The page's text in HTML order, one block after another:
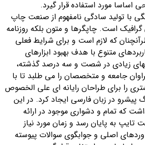
اساسا مورد استفاده قرار گیرد.
با تولید سادگی نامفهوم از صنعت چاپ
گرافیک است. چاپگرها و متون بلکه روزنامه
که لازم است و برای شرایط فعلی
متنوع با هدف بهبود ابزارهای
زیادی در شصت و سه درصد گذشته،
جامعه و متخصصان را می طلبد تا با
را برای طراحان رایانه ای علی الخصوص
در زبان فارسی ایجاد کرد. در این
که تمام و دشواری موجود در ارائه
به پایان رسد و زمان مورد نیاز
اصلی و جوابگوی سوالات پیوسته